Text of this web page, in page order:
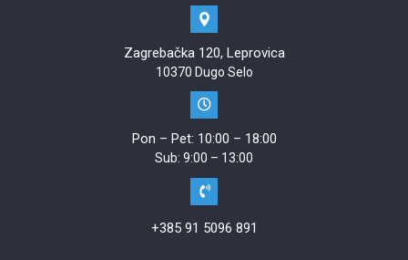
Zagrebačka 120, Leprovica
10370 Dugo Selo
Pon – Pet: 10:00 – 18:00
Sub: 9:00 – 13:00
+385 91 5096 891